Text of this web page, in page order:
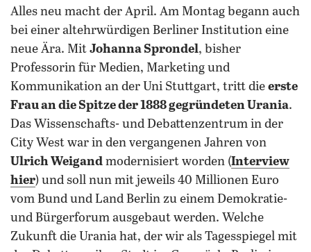
Alles neu macht der April. Am Montag begann auch
bei einer altehrwürdigen Berliner Institution eine
neue Ära. Mit Johanna Sprondel, bisher
Professorin für Medien, Marketing und
Kommunikation an der Uni Stuttgart, tritt die erste
Frau an die Spitze der 1888 gegründeten Urania.
Das Wissenschafts- und Debattenzentrum in der
City West war in den vergangenen Jahren von
Ulrich Weigand modernisiert worden (Interview
hier) und soll nun mit jeweils 40 Millionen Euro
vom Bund und Land Berlin zu einem Demokratie-
und Bürgerforum ausgebaut werden. Welche
Zukunft die Urania hat, der wir als Tagesspiegel mit